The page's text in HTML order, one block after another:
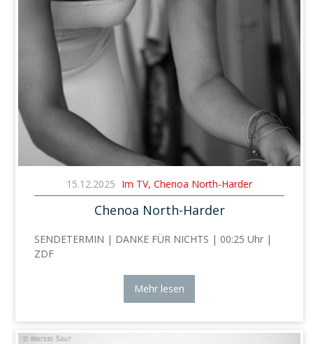
15.12.2025 Im TV, Chenoa North-Harder
Chenoa North-Harder
SENDETERMIN | DANKE FÜR NICHTS | 00:25 Uhr |
ZDF
Mehr lesen